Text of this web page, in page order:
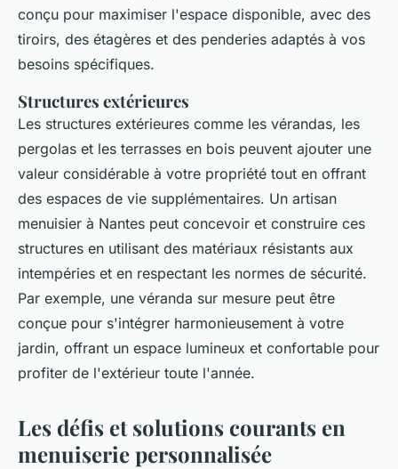
conçu pour maximiser l'espace disponible, avec des
tiroirs, des étagères et des penderies adaptés à vos
besoins spécifiques.
Structures extérieures
Les structures extérieures comme les vérandas, les
pergolas et les terrasses en bois peuvent ajouter une
valeur considérable à votre propriété tout en offrant
des espaces de vie supplémentaires. Un artisan
menuisier à Nantes peut concevoir et construire ces
structures en utilisant des matériaux résistants aux
intempéries et en respectant les normes de sécurité.
Par exemple, une véranda sur mesure peut être
conçue pour s'intégrer harmonieusement à votre
jardin, offrant un espace lumineux et confortable pour
profiter de l'extérieur toute l'année.
Les défis et solutions courants en
menuiserie personnalisée